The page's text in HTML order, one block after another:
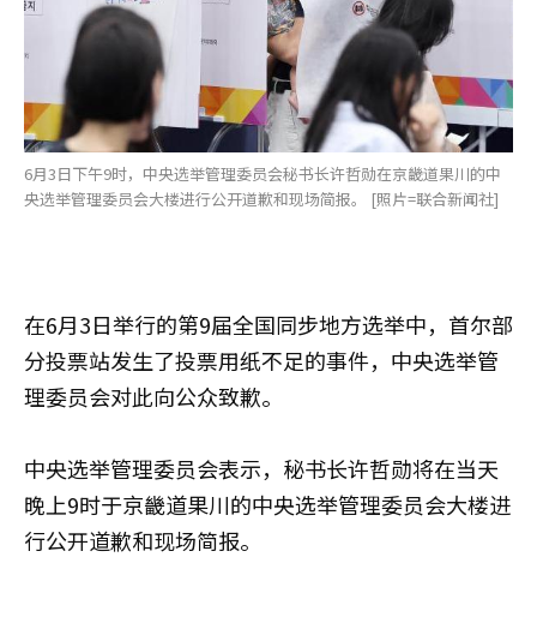
6月3日下午9时，中央选举管理委员会秘书长许哲勋在京畿道果川的中
央选举管理委员会大楼进行公开道歉和现场简报。 [照片=联合新闻社]
在6月3日举行的第9届全国同步地方选举中，首尔部
分投票站发生了投票用纸不足的事件，中央选举管
理委员会对此向公众致歉。
中央选举管理委员会表示，秘书长许哲勋将在当天
晚上9时于京畿道果川的中央选举管理委员会大楼进
行公开道歉和现场简报。